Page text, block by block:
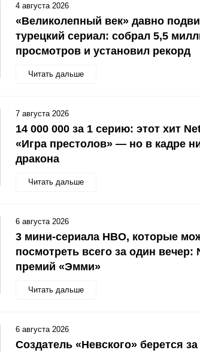
«Великолепный век» давно
турецкий сериал: собрал 5,5
просмотров и установил рекорд
Читать дальше
4 августа 2026
14 000 000 за 1 серию: этот хит
«Игра престолов» — но в кадре
дракона
Читать дальше
7 августа 2026
3 мини-сериала HBO, которые
посмотреть всего за один
премий «Эмми»
Читать дальше
6 августа 2026
Создатель «Невского» берется
6 августа 2026